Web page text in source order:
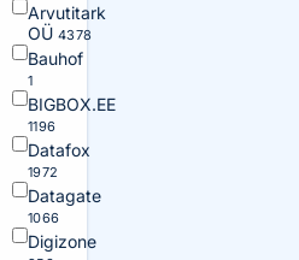
Arvutitark
OÜ 4378
Bauhof
1
BIGBOX.EE
1196
Datafox
1972
Datagate
1066
Digizone